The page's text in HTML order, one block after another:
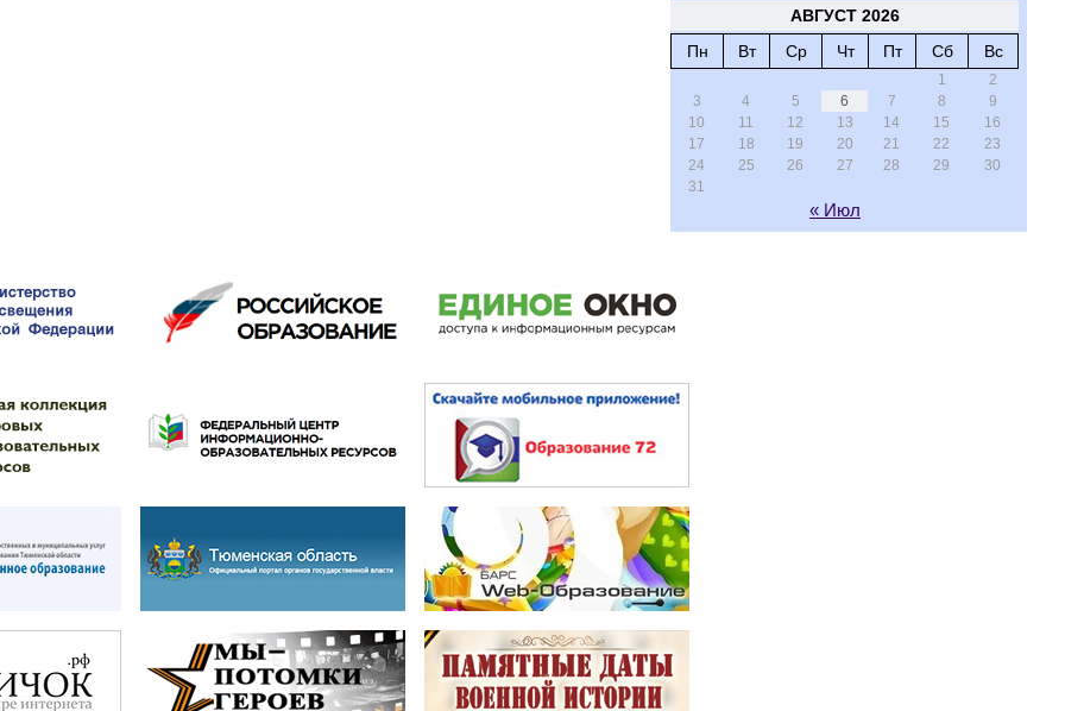
АВГУСТ 2026
Пн
Вт Ср Чт Пт Сб Вс
1
2
3
4 5 6 7 8
9
10
11 12 13 14 15
16
17
18 19 20 21 22
23
24
25 26 27 28 29
30
31
« Июл